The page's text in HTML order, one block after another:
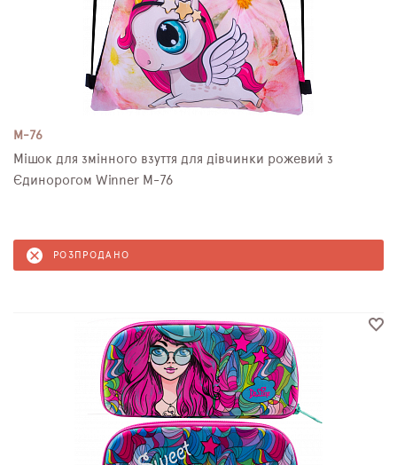
M-76
Мішок для змінного взуття для дівчинки рожевий з
Єдинорогом Winner M-76
РОЗПРОДАНО